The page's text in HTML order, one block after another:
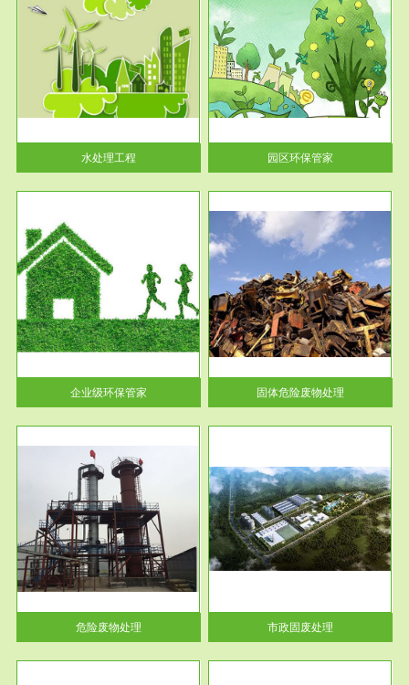
水处理工程
服务范围
园区环保管家
2016 年 4 月，环保部下发《关
于积极发挥环境保护作用促进供
给侧结...
园区环保管家
企业级环保管家
服务范围
固体危险废物处理
固体废物解释：固体废物是指人
们在生产建设、日常生活和其他
活动中...
固体危险废物处理
危险废物处理
服务范围
市政固废处理
蔚蓝生态环境科技所从事的市政
废物处理业务包括市政废物的处
理处...
市政固废处理